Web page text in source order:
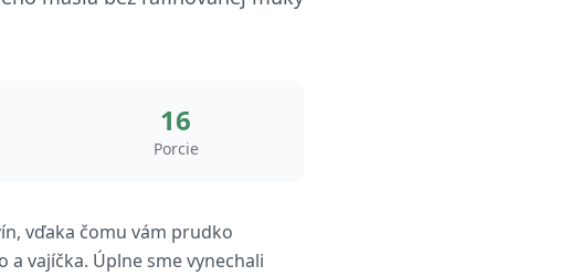
16
Porcie
vďaka čomu vám prudko
vajíčka. Úplne sme vynechali